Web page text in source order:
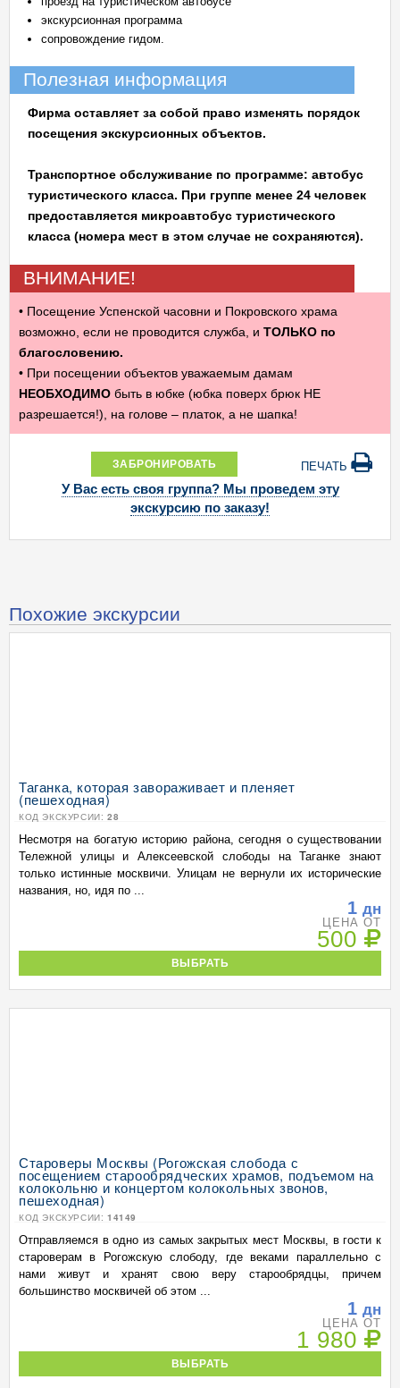
экскурсионная программа
сопровождение гидом.
Полезная информация
Фирма оставляет за собой право изменять порядок
посещения экскурсионных объектов.
Транспортное обслуживание по программе: автобус
туристического класса. При группе менее 24 человек
предоставляется микроавтобус туристического
класса (номера мест в этом случае не сохраняются).
ВНИМАНИЕ!
• Посещение Успенской часовни и Покровского храма
возможно, если не проводится служба, и ТОЛЬКО по
благословению.
• При посещении объектов уважаемым дамам
НЕОБХОДИМО быть в юбке (юбка поверх брюк НЕ
разрешается!),
на голове – платок, а не шапка!
ЗАБРОНИРОВАТЬ ПЕЧАТЬ
У Вас есть своя группа? Мы проведем эту
экскурсию по заказу!
Похожие экскурсии
Таганка, которая завораживает и пленяет
(пешеходная)
КОД ЭКСКУРСИИ: 28
Несмотря на богатую историю района, сегодня о существовании
Тележной улицы и Алексеевской слободы на Таганке знают
только истинные москвичи. Улицам не вернули их исторические
названия, но, идя по ...
1 дн
ЦЕНА ОТ
500
ВЫБРАТЬ
Староверы Москвы (Рогожская слобода с
посещением старообрядческих храмов, подъемом на
колокольню и концертом колокольных звонов,
пешеходная)
КОД ЭКСКУРСИИ: 14149
Отправляемся в одно из самых закрытых мест Москвы, в гости к
староверам в Рогожскую слободу, где веками параллельно с
нами живут и хранят свою веру старообрядцы, причем
большинство москвичей об этом ...
1 дн
ЦЕНА ОТ
1 980
ВЫБРАТЬ